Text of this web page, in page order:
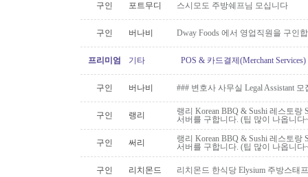
구인 포트무디 스시모도 주방쉐프님 모십니다
구인 버나비 Dway Foods 에서 영업직원을 구인
프리미엄 기타 POS & 카드결제(Merchant
구인 버나비 ### 변호사 사무실 Legal Assistant 모
구인 랭리
랭리 Korean BBQ & Sushi 레스토
서버를 구합니다. (팁 많이 나옵니다
구인 써리
랭리 Korean BBQ & Sushi 레스토
서버를 구합니다. (팁 많이 나옵니다
구인 리치몬드 리치몬드 한식당 Elysium 주방스태